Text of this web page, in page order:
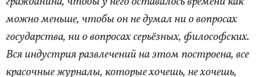
можно меньше, чтобы он не думал ни о вопросах
государства, ни о вопросах серьёзных, философских.
Вся индустрия развлечений на этом построена, все
красочные журналы, которые хочешь, не хочешь,